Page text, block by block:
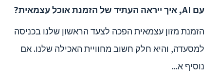
עם AI, איך ייראה העתיד של הזמנת אוכל עצמאית?
הזמנת מזון עצמאית הפכה לצעד הראשון שלנו בכניסה
למסעדה, והיא חלק חשוב מחוויית האכילה שלנו. אם
נוסיף א...